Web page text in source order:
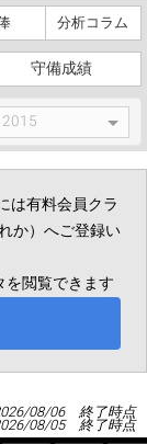
分析コラム
守備成績
は有料会員クラ
か）へご登録い
閲覧できます
08/06 終了時点
08/05 終了時点